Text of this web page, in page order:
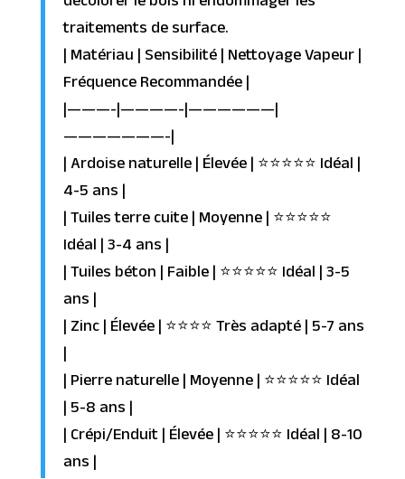
traitements de surface.
| Matériau | Sensibilité | Nettoyage Vapeur |
Fréquence Recommandée |
|———-|————-|——————|
———————-|
| Ardoise naturelle | Élevée | ⭐⭐⭐⭐⭐ Idéal |
4-5 ans |
| Tuiles terre cuite | Moyenne | ⭐⭐⭐⭐⭐
Idéal | 3-4 ans |
| Tuiles béton | Faible | ⭐⭐⭐⭐⭐ Idéal | 3-5
ans |
| Zinc | Élevée | ⭐⭐⭐⭐ Très adapté | 5-7 ans
|
| Pierre naturelle | Moyenne | ⭐⭐⭐⭐⭐ Idéal
| 5-8 ans |
| Crépi/Enduit | Élevée | ⭐⭐⭐⭐⭐ Idéal | 8-10
ans |